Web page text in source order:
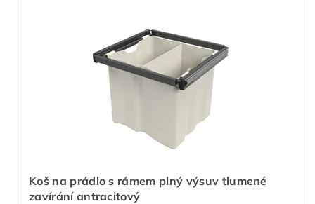
Koš na prádlo s rámem plný výsuv tlumené
zavírání antracitový